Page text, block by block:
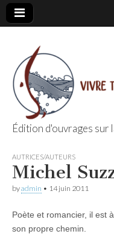
Tout
Édition d'ouvrages
AUTRICES/AUTEURS
Michel
byadmin • 14 juin 2011
Poète et romancier, il est
son propre chemin.